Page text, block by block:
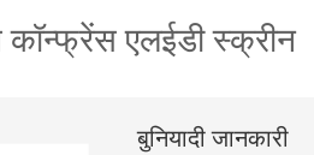
कॉन्फ्रेंस एलईडी स्क्रीन
बुनियादी जानकारी